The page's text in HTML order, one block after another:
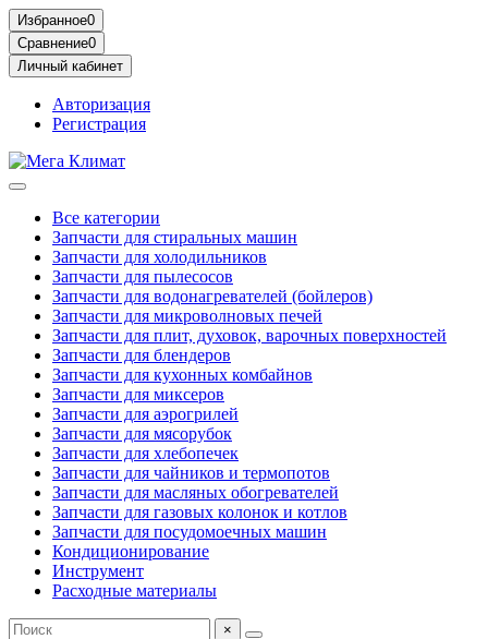
Избранное0
Сравнение0
Личный кабинет
Авторизация
Регистрация
Все категории
Запчасти для стиральных машин
Запчасти для холодильников
Запчасти для пылесосов
Запчасти для водонагревателей (бойлеров)
Запчасти для микроволновых печей
Запчасти для плит, духовок, варочных поверхностей
Запчасти для блендеров
Запчасти для кухонных комбайнов
Запчасти для миксеров
Запчасти для аэрогрилей
Запчасти для мясорубок
Запчасти для хлебопечек
Запчасти для чайников и термопотов
Запчасти для масляных обогревателей
Запчасти для газовых колонок и котлов
Запчасти для посудомоечных машин
Кондиционирование
Инструмент
Расходные материалы
×